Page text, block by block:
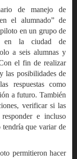
de manejo de
el alumnado” de
en un grupo de
en la ciudad de
a seis alumnas y
el fin de realizar
las posibilidades de
respuestas como
a futuro. También
verificar si las
e incluso
que variar de
permitieron hacer